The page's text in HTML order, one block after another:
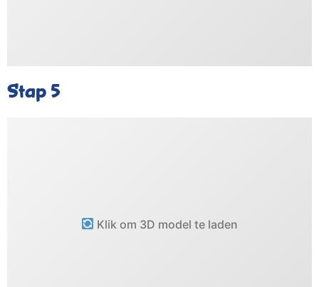
Stap 5
Klik om 3D model te laden